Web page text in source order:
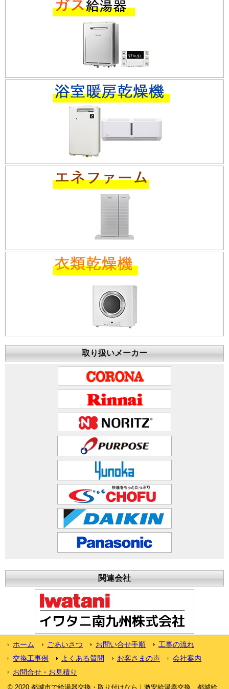
取り扱いメーカー
関連会社
ホーム ごあいさつ お問い合せ手順
工事の流れ
交換工事例
よくある質問 お客さまの声
会社案内
お問合せ・お見積り
© 2020 都城市で給湯器交換・取り付けなら｜激安給湯器交換、都城給